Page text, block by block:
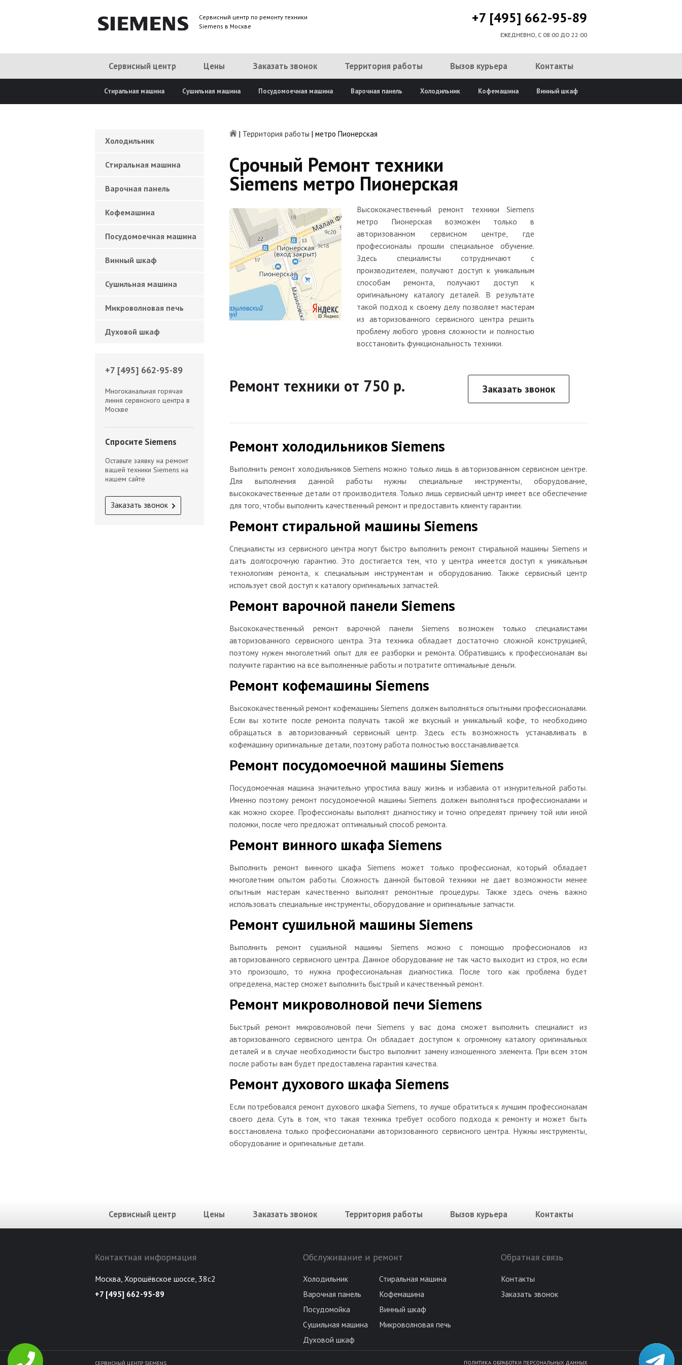
Сервисный центр по ремонту техники
Siemens в Москве
+7 [495] 662-95-89
ЕЖЕДНЕВНО, С 08:00 ДО 22:00
Сервисный центр Цены Заказать звонок Территория работы Вызов курьера Контакты
Стиральная машина Сушильная машина Посудомоечная машина Варочная панель Холодильник Кофемашина Винный шкаф
| Территория работы | метро Пионерская
Срочный Ремонт техники
Siemens метро Пионерская
Высококачественный ремонт техники Siemens
метро Пионерская возможен только в
авторизованном сервисном центре, где
профессионалы прошли специальное обучение.
Здесь специалисты сотрудничают с
производителем, получают доступ к уникальным
способам ремонта, получают доступ к
оригинальному каталогу деталей. В результате
такой подход к своему делу позволяет мастерам
из авторизованного сервисного центра решить
проблему любого уровня сложности и полностью
восстановить функциональность техники.
Ремонт техники от 750 р. Заказать звонок
Ремонт холодильников Siemens
Выполнить ремонт холодильников Siemens можно только лишь в авторизованном сервисном центре.
Для выполнения данной работы нужны специальные инструменты, оборудование,
высококачественные детали от производителя. Только лишь сервисный центр имеет все обеспечение
для того, чтобы выполнить качественный ремонт и предоставить клиенту гарантии.
Ремонт стиральной машины Siemens
Специалисты из сервисного центра могут быстро выполнить ремонт стиральной машины Siemens и
дать долгосрочную гарантию. Это достигается тем, что у центра имеется доступ к уникальным
технологиям ремонта, к специальным инструментам и оборудованию. Также сервисный центр
использует свой доступ к каталогу оригинальных запчастей.
Ремонт варочной панели Siemens
Высококачественный ремонт варочной панели Siemens возможен только специалистами
авторизованного сервисного центра. Эта техника обладает достаточно сложной конструкцией,
поэтому нужен многолетний опыт для ее разборки и ремонта. Обратившись к профессионалам вы
получите гарантию на все выполненные работы и потратите оптимальные деньги.
Ремонт кофемашины Siemens
Высококачественный ремонт кофемашины Siemens должен выполняться опытными профессионалами.
Если вы хотите после ремонта получать такой же вкусный и уникальный кофе, то необходимо
обращаться в авторизованный сервисный центр. Здесь есть возможность устанавливать в
кофемашину оригинальные детали, поэтому работа полностью восстанавливается.
Ремонт посудомоечной машины Siemens
Посудомоечная машина значительно упростила вашу жизнь и избавила от изнурительной работы.
Именно поэтому ремонт посудомоечной машины Siemens должен выполняться профессионалами и
как можно скорее. Профессионалы выполнят диагностику и точно определят причину той или иной
поломки, после чего предложат оптимальный способ ремонта.
Ремонт винного шкафа Siemens
Выполнить ремонт винного шкафа Siemens может только профессионал, который обладает
многолетним опытом работы. Сложность данной бытовой техники не дает возможности менее
опытным мастерам качественно выполнят ремонтные процедуры. Также здесь очень важно
использовать специальные инструменты, оборудование и оригинальные запчасти.
Ремонт сушильной машины Siemens
Выполнить ремонт сушильной машины Siemens можно с помощью профессионалов из
авторизованного сервисного центра. Данное оборудование не так часто выходит из строя, но если
это произошло, то нужна профессиональная диагностика. После того как проблема будет
определена, мастер сможет выполнить быстрый и качественный ремонт.
Ремонт микроволновой печи Siemens
Быстрый ремонт микроволновой печи Siemens у вас дома сможет выполнить специалист из
авторизованного сервисного центра. Он обладает доступом к огромному каталогу оригинальных
деталей и в случае необходимости быстро выполнит замену изношенного элемента. При всем этом
после работы вам будет предоставлена гарантия качества.
Ремонт духового шкафа Siemens
Если потребовался ремонт духового шкафа Siemens, то лучше обратиться к лучшим профессионалам
своего дела. Суть в том, что такая техника требует особого подхода к ремонту и может быть
восстановлена только профессионалами авторизованного сервисного центра. Нужны инструменты,
оборудование и оригинальные детали.
Холодильник
Стиральная машина
Варочная панель
Кофемашина
Посудомоечная машина
Винный шкаф
Сушильная машина
Микроволновая печь
Духовой шкаф
+7 [495] 662-95-89
Многоканальная горячая
линия сервисного центра в
Москве
Спросите Siemens
Оставьте заявку на ремонт
вашей техники Siemens на
нашем сайте
Заказать звонок
Сервисный центр Цены Заказать звонок Территория работы Вызов курьера Контакты
Контактная информация
Москва, Хорошёвское шоссе, 38с2
+7 [495] 662-95-89
Обслуживание и ремонт
Холодильник
Стиральная машина
Варочная панель
Кофемашина
Посудомойка
Винный шкаф
Сушильная машина
Микроволновая печь
Духовой шкаф
Обратная связь
Контакты
Заказать звонок
ПОЛИТИКА ОБРАБОТКИ ПЕРСОНАЛЬНЫХ ДАННЫХ
СЕРВИСНЫЙ ЦЕНТР SIEMENS